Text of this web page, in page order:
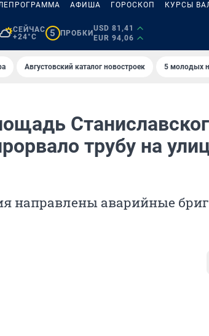
АФИША ГОРОСКОП КУРСЫ
СЕЙЧАС
+24°C
5 ПРОБКИ
USD 81,41
EUR 94,06
Августовский каталог новостроек 5 молодых
трубу на
направлены аварийные